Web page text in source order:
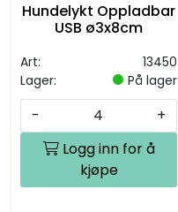
Hundelykt Oppladbar
USB ø3x8cm
Art:
13450
Lager:
På lager
-
+
Logg inn for å
kjøpe